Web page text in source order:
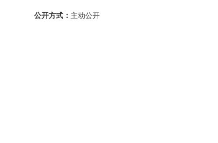
公开方式： 主动公开